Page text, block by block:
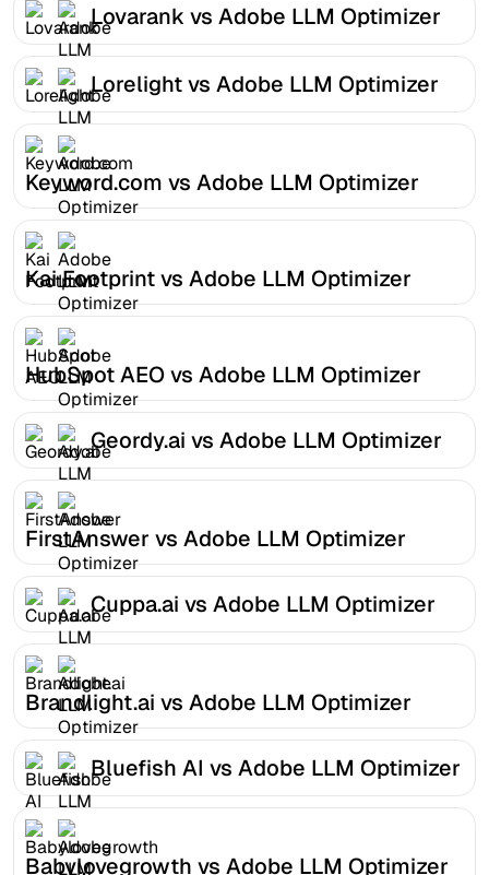
Lovarank vs Adobe LLM Optimizer
Lorelight vs Adobe LLM Optimizer
Keyword.com vs Adobe LLM Optimizer
Kai Footprint vs Adobe LLM Optimizer
HubSpot AEO vs Adobe LLM Optimizer
Geordy.ai vs Adobe LLM Optimizer
FirstAnswer vs Adobe LLM Optimizer
Cuppa.ai vs Adobe LLM Optimizer
Brandlight.ai vs Adobe LLM Optimizer
Bluefish AI vs Adobe LLM Optimizer
Babylovegrowth vs Adobe LLM Optimizer